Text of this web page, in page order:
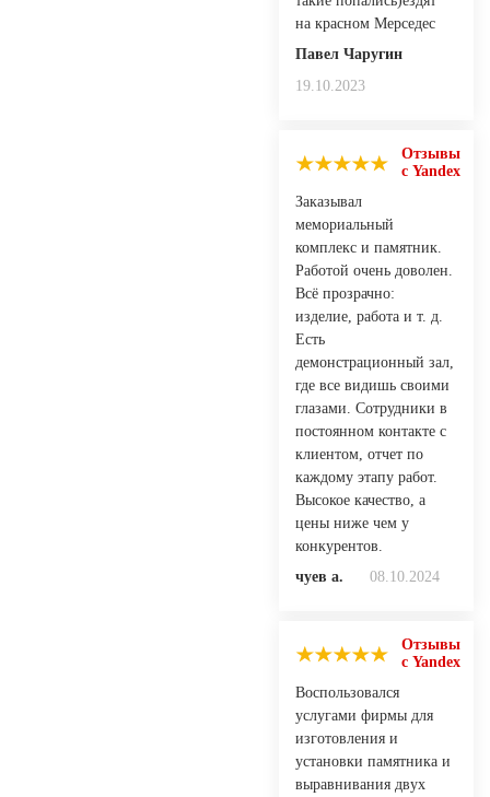
на красном Мерседес
Павел Чаругин
19.10.2023
Отзывы
с Yandex
Заказывал
мемориальный
комплекс и памятник.
Работой очень доволен.
Всё прозрачно:
изделие, работа и т. д.
Есть
демонстрационный зал,
где все видишь своими
глазами. Сотрудники в
постоянном контакте с
клиентом, отчет по
каждому этапу работ.
Высокое качество, а
цены ниже чем у
конкурентов.
чуев а.
08.10.2024
Отзывы
с Yandex
Воспользовался
услугами фирмы для
изготовления и
установки памятника и
выравнивания двух